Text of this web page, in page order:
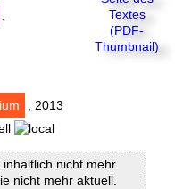
, 2013
nicht mehr
nicht mehr aktuell.